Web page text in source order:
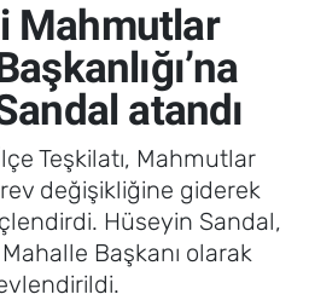
Mahmutlar
atandı
Teşkilatı, Mahmutlar
değişikliğine giderek
Hüseyin Sandal,
Başkanı olarak